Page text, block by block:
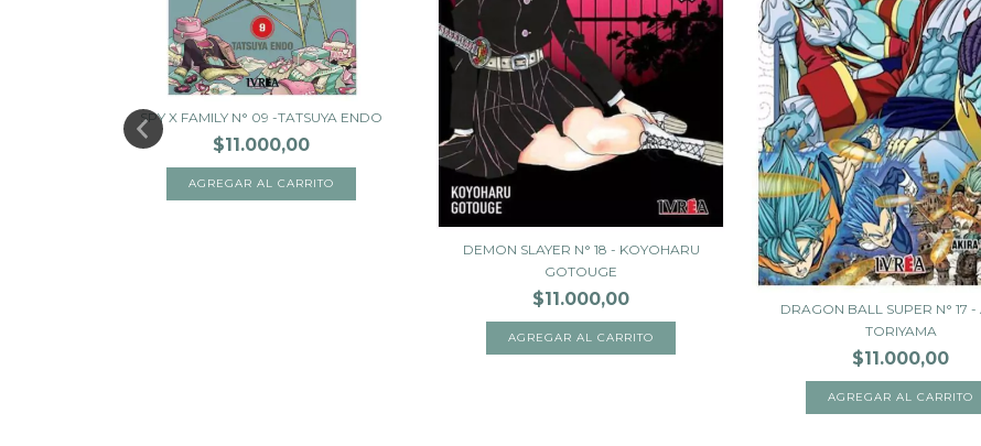
SPY X FAMILY N° 09 -TATSUYA ENDO
$11.000,00
DEMON SLAYER N° 18 - KOYOHARU
GOTOUGE
$11.000,00
DRAGON BALL SUPER N° 17 -
TORIYAMA
$11.000,00